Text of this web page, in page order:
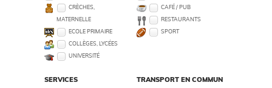
CRÈCHES,
MATERNELLE
ECOLE PRIMAIRE
COLLÈGES, LYCÉES
UNIVERSITÉ
CAFÉ / PUB
RESTAURANTS
SPORT
SERVICES TRANSPORT EN COMMUN